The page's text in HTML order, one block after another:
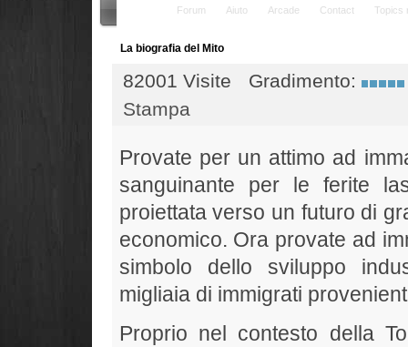
Forum Aiuto Arcade Contact Topics
La biografia del Mito
82001 Visite Gradimento:
Stampa
Provate per un attimo ad
sanguinante per le ferite
proiettata verso un futuro di
economico. Ora provate ad
simbolo dello sviluppo
migliaia di immigrati
Proprio nel contesto della